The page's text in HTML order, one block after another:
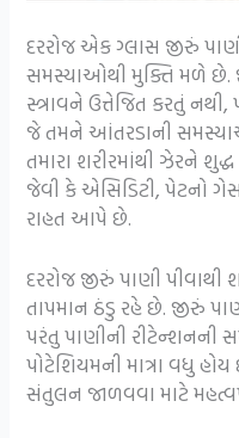
દરરોજ એક ગ્લાસ જીરું
સમસ્યાઓથી મુક્તિ મળે છે.
સ્ત્રાવને ઉત્તેજિત કરતું
જે તમને આંતરડાની
તમારા શરીરમાંથી ઝેરને
જેવી કે એસિડિટી, પેટનો
રાહત આપે છે.
દરરોજ જીરું પાણી
તાપમાન ઠંડુ રહે છે. જીરું
પરંતુ પાણીની રીટેન્શનની
પોટેશિયમની માત્રા વધુ
સંતુલન જાળવવા માટે